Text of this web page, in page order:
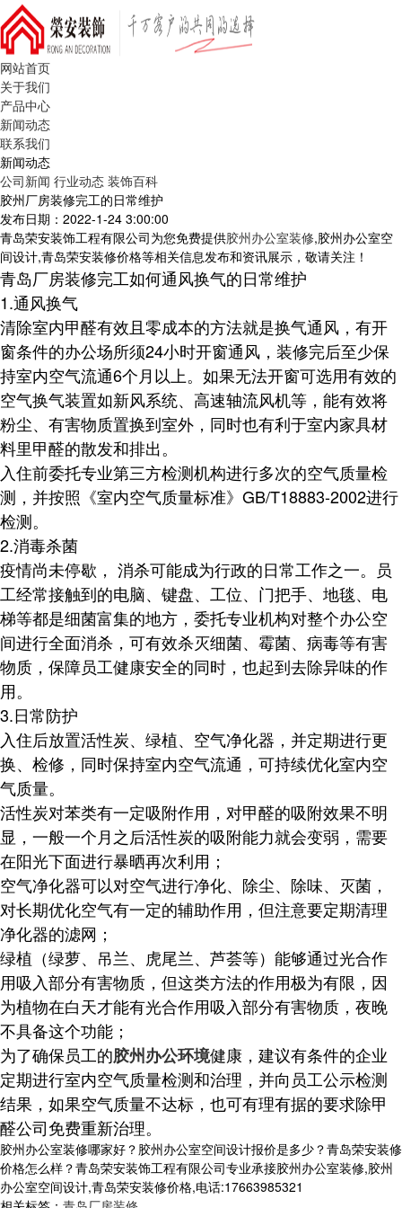
网站首页
关于我们
产品中心
新闻动态
联系我们
新闻动态
公司新闻 行业动态 装饰百科
胶州厂房装修完工的日常维护
发布日期：2022-1-24 3:00:00
青岛荣安装饰工程有限公司为您免费提供胶州办公室装修,胶州办公室空
间设计,青岛荣安装修价格等相关信息发布和资讯展示，敬请关注！
青岛厂房装修完工如何通风换气的日常维护
1.通风换气
清除室内甲醛有效且零成本的方法就是换气通风，有开
窗条件的办公场所须24小时开窗通风，装修完后至少保
持室内空气流通6个月以上。如果无法开窗可选用有效的
空气换气装置如新风系统、高速轴流风机等，能有效将
粉尘、有害物质置换到室外，同时也有利于室内家具材
料里甲醛的散发和排出。
入住前委托专业第三方检测机构进行多次的空气质量检
测，并按照《室内空气质量标准》 GB/T18883-2002进行
检测。
2.消毒杀菌
疫情尚未停歇， 消杀可能成为行政的日常工作之一。员
工经常接触到的电脑、键盘、工位、门把手、地毯、电
梯等都是细菌富集的地方，委托专业机构对整个办公空
间进行全面消杀，可有效杀灭细菌、霉菌、病毒等有害
物质，保障员工健康安全的同时，也起到去除异味的作
用。
3.日常防护
入住后放置活性炭、绿植、空气净化器，并定期进行更
换、检修，同时保持室内空气流通，可持续优化室内空
气质量。
活性炭对苯类有一定吸附作用，对甲醛的吸附效果不明
显，一般一个月之后活性炭的吸附能力就会变弱，需要
在阳光下面进行暴晒再次利用；
空气净化器可以对空气进行净化、除尘、除味、灭菌，
对长期优化空气有一定的辅助作用，但注意要定期清理
净化器的滤网；
绿植（绿萝、吊兰、虎尾兰、芦荟等）能够通过光合作
用吸入部分有害物质，但这类方法的作用极为有限，因
为植物在白天才能有光合作用吸入部分有害物质，夜晚
不具备这个功能；
为了确保员工的胶州办公环境健康，建议有条件的企业
定期进行室内空气质量检测和治理，并向员工公示检测
结果，如果空气质量不达标，也可有理有据的要求除甲
醛公司免费重新治理。
胶州办公室装修哪家好？胶州办公室空间设计报价是多少？青岛荣安装修
价格怎么样？青岛荣安装饰工程有限公司专业承接胶州办公室装修,胶州
办公室空间设计,青岛荣安装修价格,电话:17663985321